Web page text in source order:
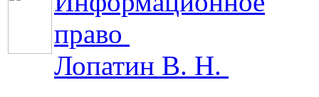
право
Лопатин В. Н.